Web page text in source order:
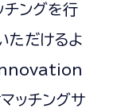
チングを行
ただけるよ
チングサ